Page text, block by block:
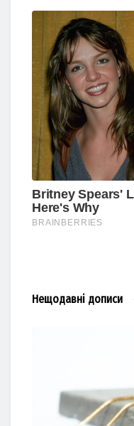
Нещодавні дописи